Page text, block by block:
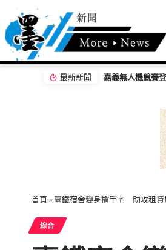
最新新聞
首頁 »臺鐵宿舍變身搶手宅 助攻租
綜合